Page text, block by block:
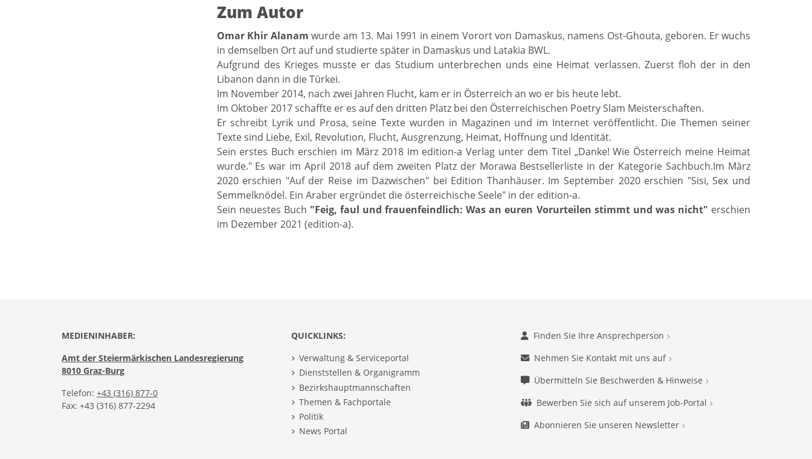
Zum Autor
Omar Khir Alanam wurde am 13. Mai 1991 in einem Vorort von Damaskus, namens Ost-Ghouta, geboren. Er wuchs
in demselben Ort auf und studierte später in Damaskus und Latakia BWL.
Aufgrund des Krieges musste er das Studium unterbrechen unds eine Heimat verlassen. Zuerst floh der in den
Libanon dann in die Türkei.
Im November 2014, nach zwei Jahren Flucht, kam er in Österreich an wo er bis heute lebt.
Im Oktober 2017 schaffte er es auf den dritten Platz bei den Österreichischen Poetry Slam Meisterschaften.
Er schreibt Lyrik und Prosa, seine Texte wurden in Magazinen und im Internet veröffentlicht. Die Themen seiner
Texte sind Liebe, Exil, Revolution, Flucht, Ausgrenzung, Heimat, Hoffnung und Identität.
Sein erstes Buch erschien im März 2018 im edition-a Verlag unter dem Titel „Danke! Wie Österreich meine Heimat
wurde." Es war im April 2018 auf dem zweiten Platz der Morawa Bestsellerliste in der Kategorie Sachbuch.Im März
2020 erschien "Auf der Reise im Dazwischen" bei Edition Thanhäuser. Im September 2020 erschien "Sisi, Sex und
Semmelknödel. Ein Araber ergründet die österreichische Seele" in der edition-a.
Sein neuestes Buch "Feig, faul und frauenfeindlich: Was an euren Vorurteilen stimmt und was nicht" erschien
im Dezember 2021 (edition-a).
MEDIENINHABER:
Amt der Steiermärkischen Landesregierung
8010 Graz-Burg
Telefon: +43 (316) 877-0
Fax: +43 (316) 877-2294
QUICKLINKS:
Verwaltung & Serviceportal
Dienststellen & Organigramm
Bezirkshauptmannschaften
Themen & Fachportale
Politik
News Portal
Finden Sie Ihre Ansprechperson
Nehmen Sie Kontakt mit uns auf
Übermitteln Sie Beschwerden & Hinweise
Bewerben Sie sich auf unserem Job-Portal
Abonnieren Sie unseren Newsletter